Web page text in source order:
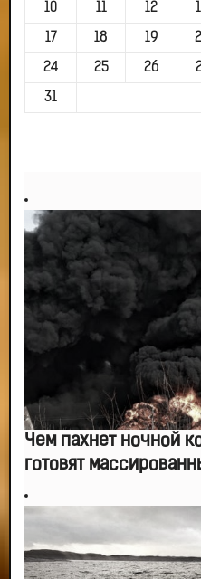
10 11 12
17 18 19
24 25 26
31
Чем пахнет ночной
готовят